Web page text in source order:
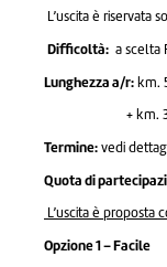
L’uscita è riservata
Difficoltà: a scelta
Lunghezza a/r: km.
+ km. 38 (da
Termine:vedi
Quota di
L’uscita è proposta
Opzione 1 – Facile